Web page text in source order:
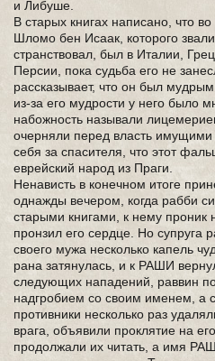
и Либуше.
В старых книгах написано, что
Шломо бен Исаак, которого
странствовал, был в Италии,
Персии, пока судьба его не
рассказывает, что он был
из-за его мудрости у него было
набожность называли
очерняли перед власть имущими
себя за спасителя, что этот
еврейский народ из Праги.
Ненависть в конечном итоге
однажды вечером, когда рабби
старыми книгами, к нему
пронзил его сердце. Но супруга
своего мужа несколько капель
рана затянулась, и к РАШИ
следующих нападений, раввин
надгробием со своим именем, а
противники несколько раз
врага, объявили проклятие на
продолжали их читать, а имя